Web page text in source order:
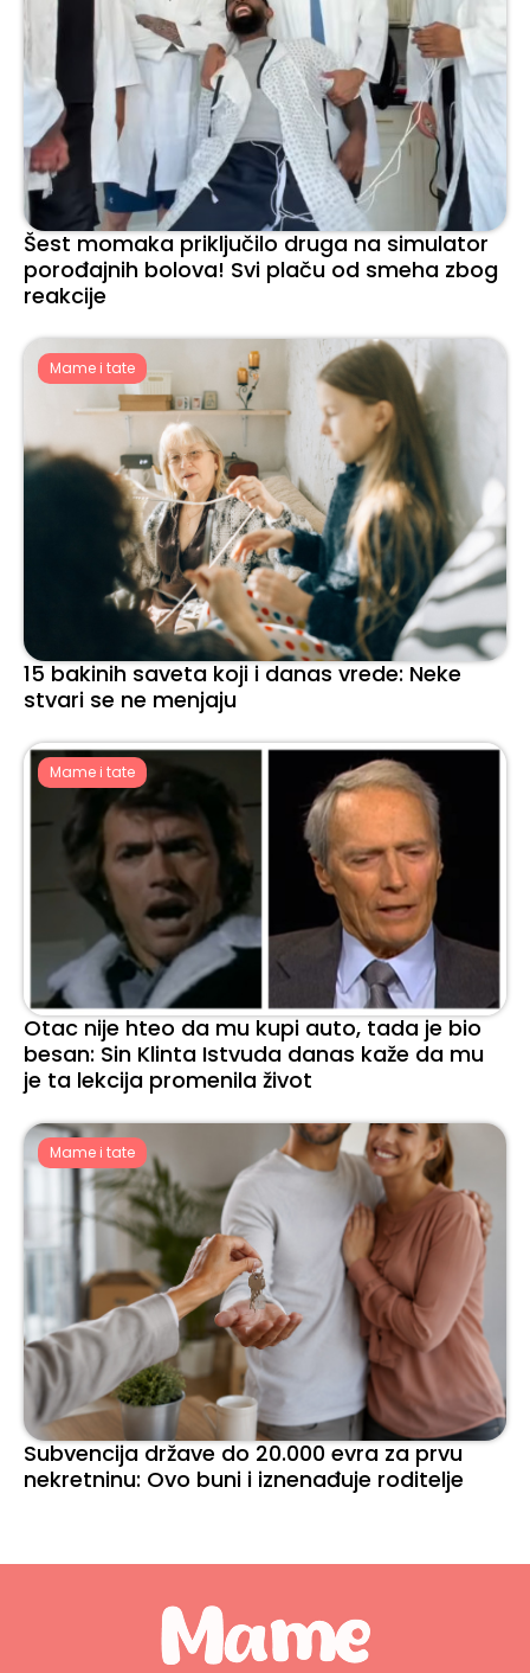
Šest momaka priključilo druga na simulator
porođajnih bolova! Svi plaču od smeha zbog
reakcije
Mame i tate
15 bakinih saveta koji i danas vrede: Neke
stvari se ne menjaju
Mame i tate
Otac nije hteo da mu kupi auto, tada je bio
besan: Sin Klinta Istvuda danas kaže da mu
je ta lekcija promenila život
Mame i tate
Subvencija države do 20.000 evra za prvu
nekretninu: Ovo buni i iznenađuje roditelje